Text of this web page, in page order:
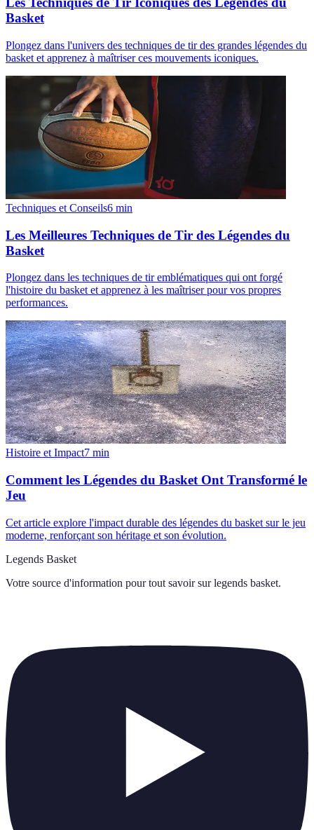
Basket
Plongez dans l'univers des techniques de tir des grandes légendes du
basket et apprenez à maîtriser ces mouvements iconiques.
Techniques et Conseils6 min
Les Meilleures Techniques de Tir des Légendes du
Basket
Plongez dans les techniques de tir emblématiques qui ont forgé
l'histoire du basket et apprenez à les maîtriser pour vos propres
performances.
Histoire et Impact7 min
Comment les Légendes du Basket Ont Transformé le
Jeu
Cet article explore l'impact durable des légendes du basket sur le jeu
moderne, renforçant son héritage et son évolution.
Legends Basket
Votre source d'information pour tout savoir sur legends basket.